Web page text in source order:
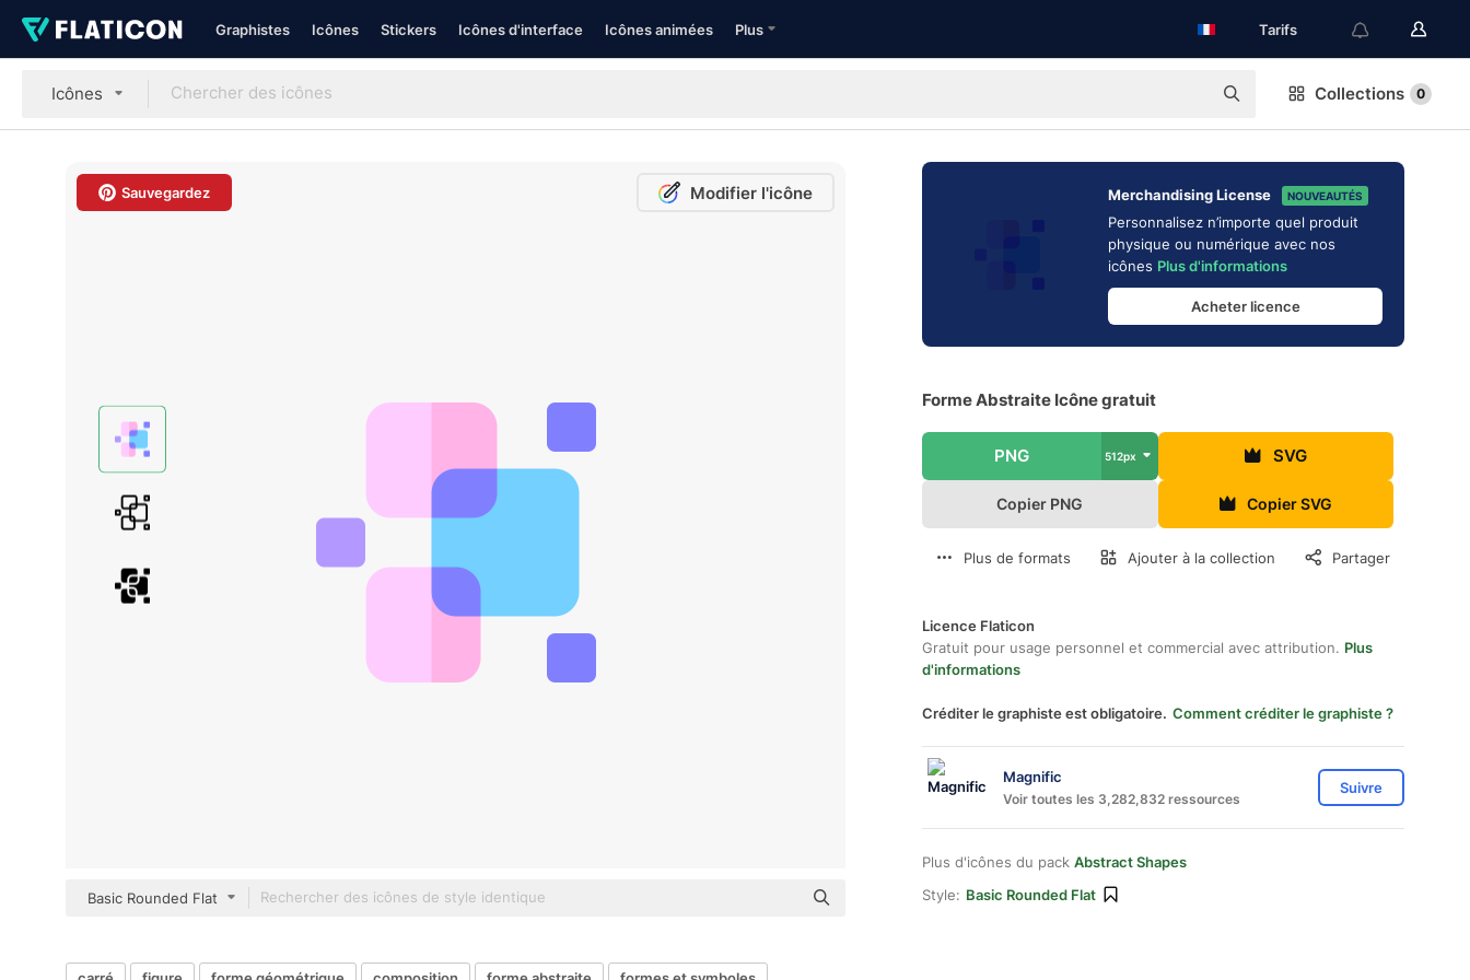
Graphistes Icônes Stickers Icônes d'interface Icônes animées Plus Tarifs
Icônes Collections 0
Sauvegardez Modifier l'icône
Basic Rounded Flat
Merchandising License NOUVEAUTÉS
Personnalisez n’importe quel produit
physique ou numérique avec nos
icônes Plus d'informations
Acheter licence
Forme Abstraite Icône gratuit
PNG 512px SVG
Copier PNG Copier SVG
Plus de formats Ajouter à la collection Partager
Licence Flaticon
Gratuit pour usage personnel et commercial avec attribution. Plus
d'informations
Créditer le graphiste est obligatoire. Comment créditer le graphiste ?
Magnific
Voir toutes les 3,282,832 ressources
Suivre
Plus d'icônes du pack Abstract Shapes
Style: Basic Rounded Flat